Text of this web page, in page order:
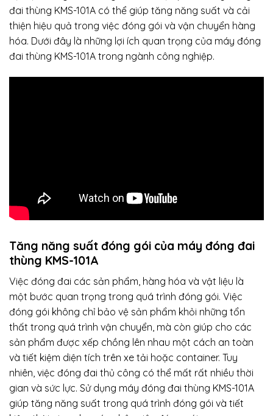
đai thùng KMS-101A có thể giúp tăng năng suất và cải
thiện hiệu quả trong việc đóng gói và vận chuyển hàng
hóa. Dưới đây là những lợi ích quan trọng của máy đóng
đai thùng KMS-101A trong ngành công nghiệp.
Tăng năng suất đóng gói của máy đóng đai
thùng KMS-101A
Việc đóng đai các sản phẩm, hàng hóa và vật liệu là
một bước quan trọng trong quá trình đóng gói. Việc
đóng gói không chỉ bảo vệ sản phẩm khỏi những tổn
thất trong quá trình vận chuyển, mà còn giúp cho các
sản phẩm được xếp chồng lên nhau một cách an toàn
và tiết kiệm diện tích trên xe tải hoặc container. Tuy
nhiên, việc đóng đai thủ công có thể mất rất nhiều thời
gian và sức lực. Sử dụng máy đóng đai thùng KMS-101A
giúp tăng năng suất trong quá trình đóng gói và tiết